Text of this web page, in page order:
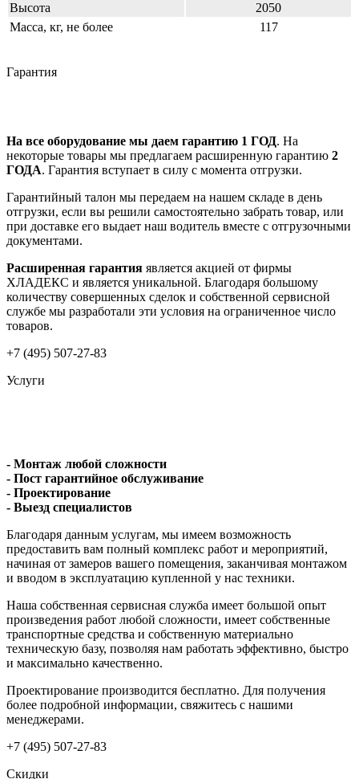
Высота
2050
Масса, кг, не более
117
Гарантия
На все оборудование мы даем гарантию 1 ГОД. На
некоторые товары мы предлагаем расширенную гарантию 2
ГОДА. Гарантия вступает в силу с момента отгрузки.
Гарантийный талон мы передаем на нашем складе в день
отгрузки, если вы решили самостоятельно забрать товар, или
при доставке его выдает наш водитель вместе с отгрузочными
документами.
Расширенная гарантия является акцией от фирмы
ХЛАДЕКС и является уникальной. Благодаря большому
количеству совершенных сделок и собственной сервисной
службе мы разработали эти условия на ограниченное число
товаров.
+7 (495) 507-27-83
Услуги
- Монтаж любой сложности
- Пост гарантийное обслуживание
- Проектирование
- Выезд специалистов
Благодаря данным услугам, мы имеем возможность
предоставить вам полный комплекс работ и мероприятий,
начиная от замеров вашего помещения, заканчивая монтажом
и вводом в эксплуатацию купленной у нас техники.
Наша собственная сервисная служба имеет большой опыт
произведения работ любой сложности, имеет собственные
транспортные средства и собственную материально
техническую базу, позволяя нам работать эффективно, быстро
и максимально качественно.
Проектирование производится бесплатно. Для получения
более подробной информации, свяжитесь с нашими
менеджерами.
+7 (495) 507-27-83
Скидки